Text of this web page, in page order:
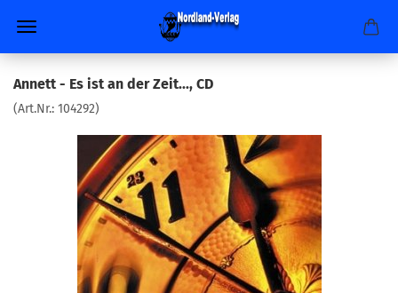
Annett - Es ist an der Zeit..., CD
(Art.Nr.: 104292)